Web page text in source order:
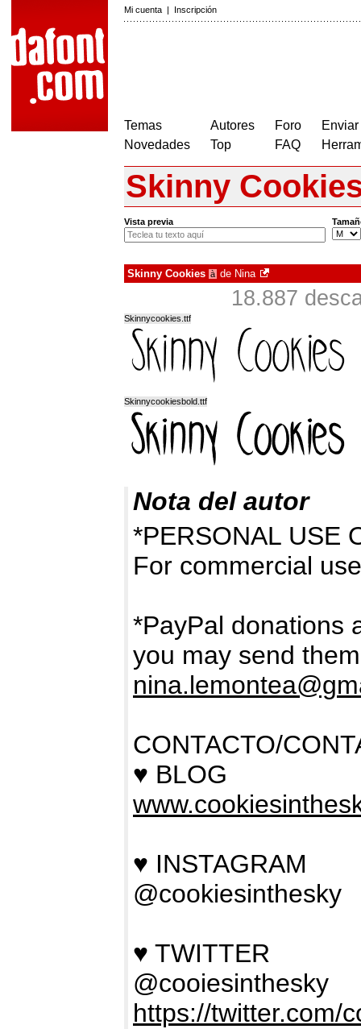
Mi cuenta | Inscripción
Temas
Novedades
Autores
Top
Foro
FAQ
Skinny
Vista previa
Skinny Cookies à de Nina
18.887
Skinnycookies.ttf
Skinnycookiesbold.ttf
Nota del autor
*PERSONAL USE
For commercial
*PayPal donations
you may send
CONTACTO/
♥ BLOG
♥ INSTAGRAM
@cookiesinthesky
♥ TWITTER
@cooiesinthesky
https://twitter.com/